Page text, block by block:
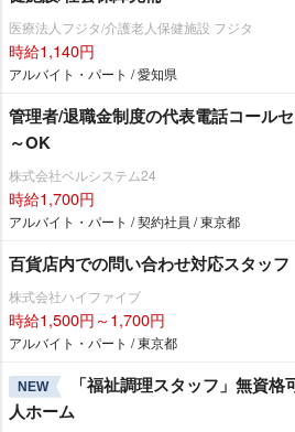
医療法人フジタ/介護老人保健施設 フジタ
時給1,140円
アルバイト・パート / 愛知県
管理者/退職金制度の代表電話コール
～OK
株式会社ベルシステム24
時給1,700円
アルバイト・パート / 契約社員 / 東京都
百貨店内での問い合わせ対応スタッフ
株式会社ハイファイブ
時給1,500円～1,700円
アルバイト・パート / 東京都
NEW
「福祉調理スタッフ」無資
人ホーム